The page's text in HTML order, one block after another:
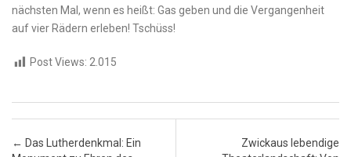
nächsten Mal, wenn⁤ es heißt: ⁣Gas geben und ⁢die Vergangenheit
auf⁣ vier Rädern erleben!‍ Tschüss!
Post Views: 2.015
Post navigation
← Das Lutherdenkmal: Ein
Zwickaus lebendige